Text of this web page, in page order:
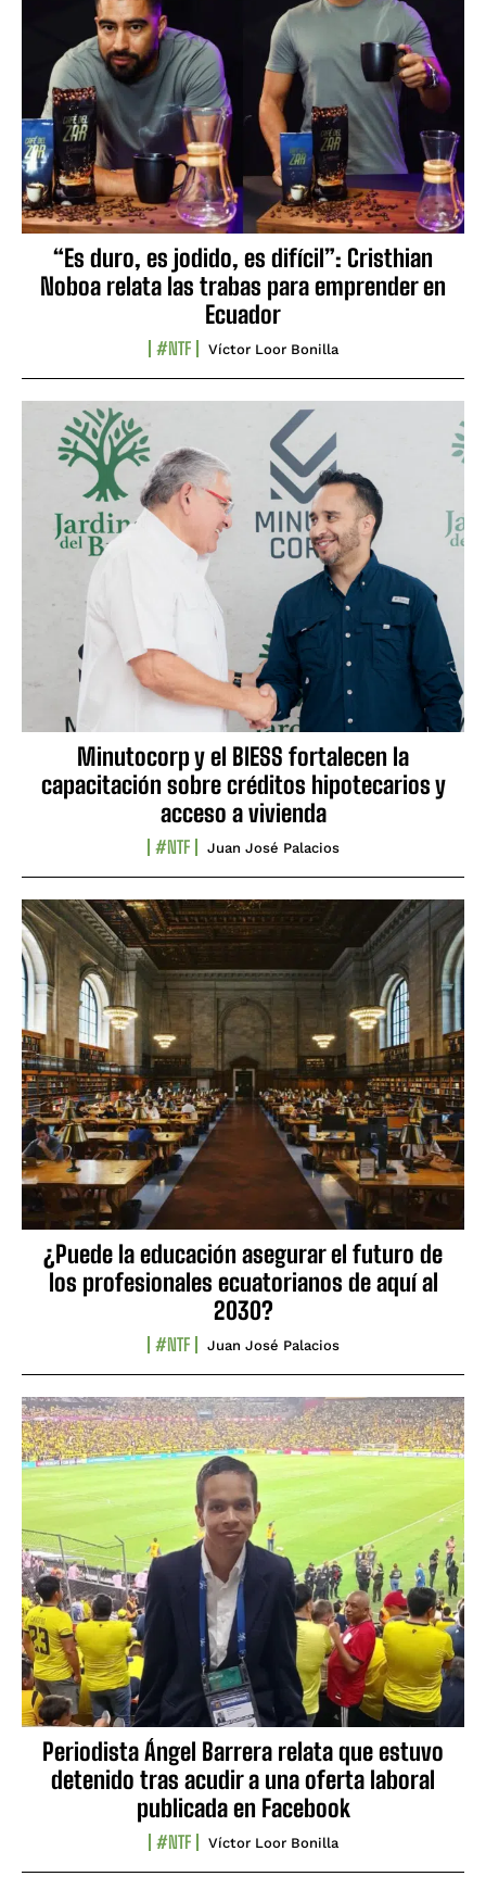
“Es duro, es jodido, es difícil”: Cristhian
Noboa relata las trabas para emprender en
Ecuador
#NTF Víctor Loor Bonilla
Minutocorp y el BIESS fortalecen la
capacitación sobre créditos hipotecarios y
acceso a vivienda
#NTF Juan José Palacios
¿Puede la educación asegurar el futuro de
los profesionales ecuatorianos de aquí al
2030?
#NTF Juan José Palacios
Periodista Ángel Barrera relata que estuvo
detenido tras acudir a una oferta laboral
publicada en Facebook
#NTF Víctor Loor Bonilla